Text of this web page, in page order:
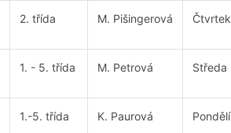
2. třída M. Pišingerová Čtvrtek
1. - 5. třída M. Petrová Středa
1.-5. třída K. Paurová Pondělí